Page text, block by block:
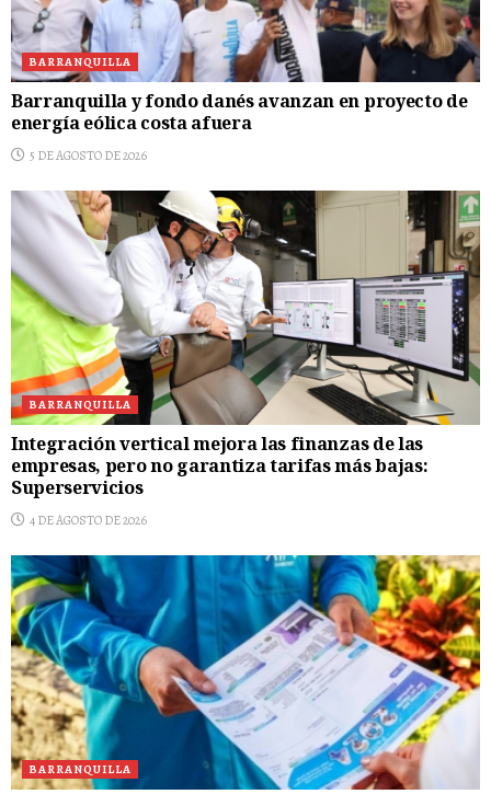
BARRANQUILLA
Barranquilla y fondo danés avanzan en proyecto de
energía eólica costa afuera
5 DE AGOSTO DE 2026
BARRANQUILLA
Integración vertical mejora las finanzas de las
empresas, pero no garantiza tarifas más bajas:
Superservicios
4 DE AGOSTO DE 2026
BARRANQUILLA